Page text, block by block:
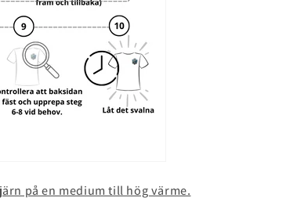
på en medium till hög värme.